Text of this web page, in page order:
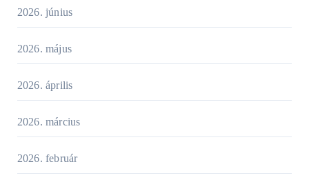
2026. június
2026. május
2026. április
2026. március
2026. február